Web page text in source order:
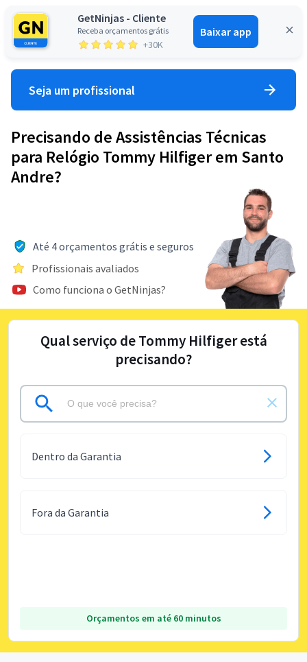
GetNinjas - Cliente
Receba orçamentos grátis
+30K
Baixar app
Entrar
Seja um profissional
Precisando de Assistências Técnicas
para Relógio Tommy Hilfiger em Santo
Andre?
Até 4 orçamentos grátis e seguros
Profissionais avaliados
Como funciona o GetNinjas?
Qual serviço de Tommy Hilfiger está
precisando?
Dentro da Garantia
Fora da Garantia
Orçamentos em até 60 minutos